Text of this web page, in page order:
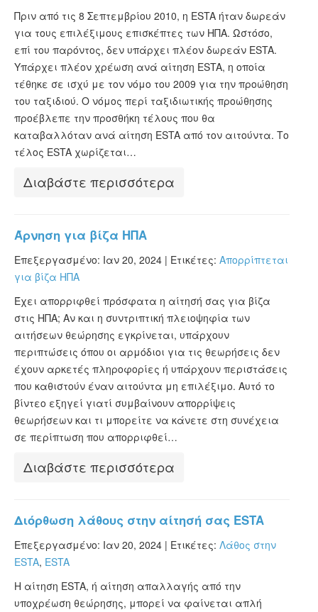
Πριν από τις 8 Σεπτεμβρίου 2010, η ESTA ήταν δωρεάν
για τους επιλέξιμους επισκέπτες των ΗΠΑ. Ωστόσο,
επί του παρόντος, δεν υπάρχει πλέον δωρεάν ESTA.
Υπάρχει πλέον χρέωση ανά αίτηση ESTA, η οποία
τέθηκε σε ισχύ με τον νόμο του 2009 για την προώθηση
του ταξιδιού. Ο νόμος περί ταξιδιωτικής προώθησης
προέβλεπε την προσθήκη τέλους που θα
καταβαλλόταν ανά αίτηση ESTA από τον αιτούντα. Το
τέλος ESTA χωρίζεται…
Διαβάστε περισσότερα
Άρνηση για βίζα ΗΠΑ
Επεξεργασμένο: Ιαν 20, 2024 | Ετικέτες: Απορρίπτεται
για βίζα ΗΠΑ
Έχει απορριφθεί πρόσφατα η αίτησή σας για βίζα
στις ΗΠΑ; Αν και η συντριπτική πλειοψηφία των
αιτήσεων θεώρησης εγκρίνεται, υπάρχουν
περιπτώσεις όπου οι αρμόδιοι για τις θεωρήσεις δεν
έχουν αρκετές πληροφορίες ή υπάρχουν περιστάσεις
που καθιστούν έναν αιτούντα μη επιλέξιμο. Αυτό το
βίντεο εξηγεί γιατί συμβαίνουν απορρίψεις
θεωρήσεων και τι μπορείτε να κάνετε στη συνέχεια
σε περίπτωση που απορριφθεί…
Διαβάστε περισσότερα
Διόρθωση λάθους στην αίτησή σας ESTA
Επεξεργασμένο: Ιαν 20, 2024 | Ετικέτες: Λάθος στην
ESTA, ESTA
Η αίτηση ESTA, ή αίτηση απαλλαγής από την
υποχρέωση θεώρησης, μπορεί να φαίνεται απλή